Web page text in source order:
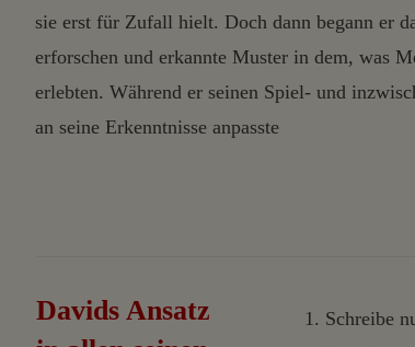
sie erst für Zufall hielt. Doch dann begann er
erforschen und erkannte Muster in dem, was
erlebten. Während er seinen Spiel- und
an seine Erkenntnisse anpasste
Davids Ansatz
Schreibe